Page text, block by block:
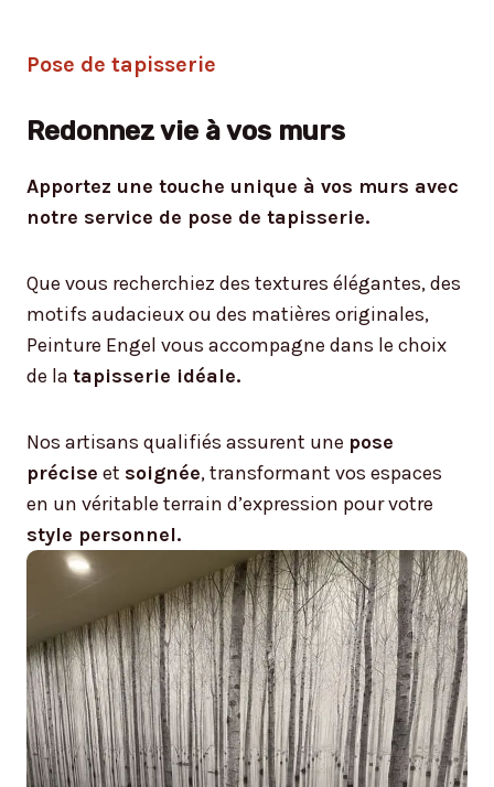
Pose de tapisserie
Redonnez vie à vos murs
Apportez une touche unique à vos murs avec
notre service de pose de tapisserie.
Que vous recherchiez des textures élégantes, des
motifs audacieux ou des matières originales,
Peinture Engel vous accompagne dans le choix
de la tapisserie idéale.
Nos artisans qualifiés assurent une pose
précise et soignée, transformant vos espaces
en un véritable terrain d’expression pour votre
style personnel.